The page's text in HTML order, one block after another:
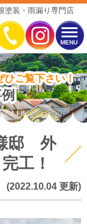
MENU
塗装・雨漏り専門店
ひご覧下さい！
邸 外
工！
(2022.10.04 更新)